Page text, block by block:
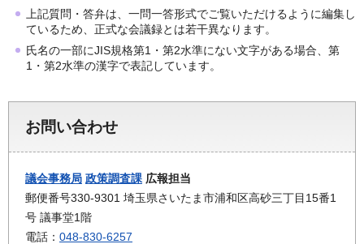
上記質問・答弁は、一問一答形式でご覧いただけるように編集し
ているため、正式な会議録とは若干異なります。
氏名の一部にJIS規格第1・第2水準にない文字がある場合、第
1・第2水準の漢字で表記しています。
お問い合わせ
議会事務局 政策調査課 広報担当
郵便番号330-9301 埼玉県さいたま市浦和区高砂三丁目15番1
号 議事堂1階
電話： 048-830-6257